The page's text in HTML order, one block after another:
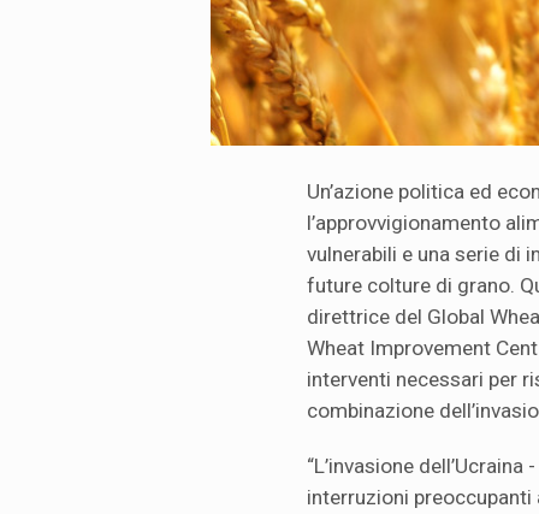
Un’azione politica ed
l’approvvigionamento
vulnerabili e una serie di
future colture di grano.
direttrice del Global
Wheat Improvement
interventi necessari per
combinazione
“L’invasione
interruzioni preoccupanti